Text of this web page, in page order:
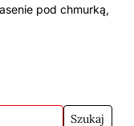
pod chmurką,